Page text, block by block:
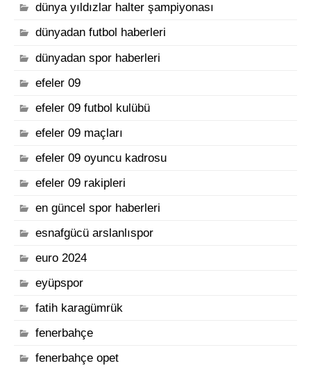
dünya yıldızlar halter şampiyonası
dünyadan futbol haberleri
dünyadan spor haberleri
efeler 09
efeler 09 futbol kulübü
efeler 09 maçları
efeler 09 oyuncu kadrosu
efeler 09 rakipleri
en güncel spor haberleri
esnafgücü arslanlıspor
euro 2024
eyüpspor
fatih karagümrük
fenerbahçe
fenerbahçe opet